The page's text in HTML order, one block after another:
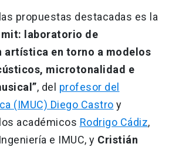
propuestas destacadas es la
laboratorio de
artística en torno a modelos
microtonalidad e
, del profesor del
(IMUC) Diego Castro y
académicos Rodrigo Cádiz,
e IMUC, y Cristián